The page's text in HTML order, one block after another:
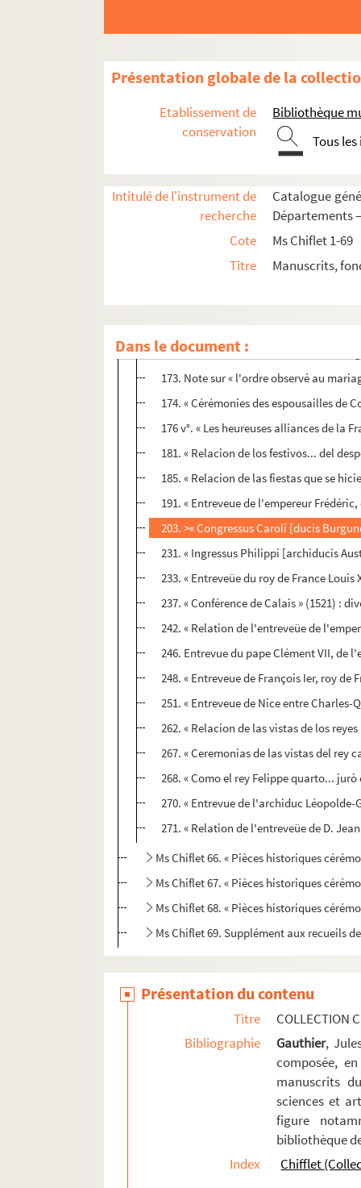
Présentation globale de la
Etablissement de
conservation
Bibliothèque
Tous
Intitulé de l'instrument de
recherche
Catalogue
Départements
Cote
Ms Chiflet 1-69
Titre
Manuscrits,
Dans le document :
79. « Relacion... de la missa de parida
106. « Extraict des mémoires mss. de
122. « Le tier mariage de
142. « Nuptiae Caroli Quinti et
143. Entrevue de Bayonne entre le roi
146. Récit du voyage de la princesse
159. « Cy sont denommez les princes
163. « Casamiento de la infanta doña
167. Relation du mariage de
171. Solennités des noces du comte
173. Note sur « l'ordre observé au
174. « Cérémonies des espousailles de
176 v°. « Les heureuses alliances de la
181. « Relacion de los festivos... del
185. « Relacion de las fiestas que se
191. « Entreveue de l'empereur
203. >« Congressus Caroli [ducis
231. « Ingressus Philippi [archiducis
233. « Entreveüe du roy de France
237. « Conférence de Calais » (1521) :
242. « Relation de l'entreveüe de
246. Entrevue du pape Clément VII, de
248. « Entreveue de François Ier, roy
251. « Entreveue de Nice entre
262. « Relacion de las vistas de los
267. « Ceremonias de las vistas del
268. « Como el rey Felippe quarto...
270. « Entrevue de l'archiduc
271. « Relation de l'entreveüe de D.
Ms Chiflet 66. « Pièces historiques
Ms Chiflet 67. « Pièces historiques
Ms Chiflet 68. « Pièces historiques
Ms Chiflet 69. Supplément aux recueils
Présentation du contenu
Titre
COLLECTION
Bibliographie
Gauthier,
composée,
manuscrits
sciences et
figure
bibliothèque
Index
Chifflet